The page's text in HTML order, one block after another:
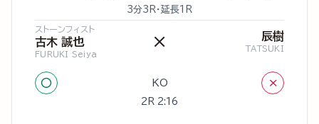
3分3R・延長1R
ストーンフィスト
古木 誠也
FURUKI Seiya
× 辰樹
TATSUKI
○ KO ×
2R 2:16